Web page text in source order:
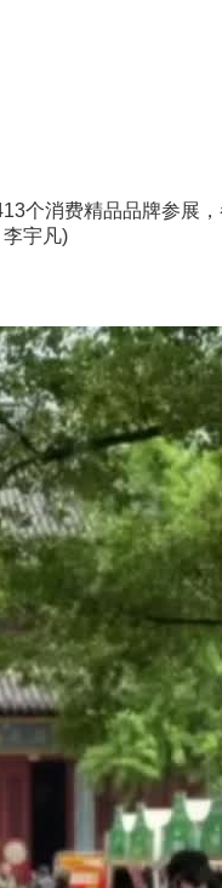
个消费精品品牌参展
宇凡)